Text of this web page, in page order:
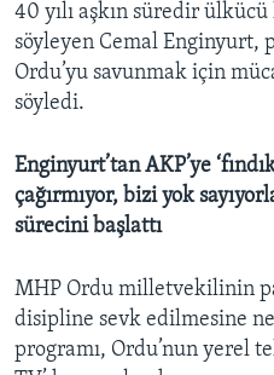
40 yılı aşkın süredir
söyleyen Cemal Enginyurt,
Ordu’yu savunmak için
söyledi.
Enginyurt’tan AKP’ye
çağırmıyor, bizi yok
sürecini başlattı
MHP Ordu milletvekilinin
disipline sevk edilmesine
programı, Ordu’nun yerel